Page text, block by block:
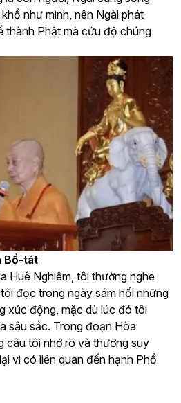
như mình, nên Ngài phát
Phật mà cứu độ chúng
Bồ-tát
Huê Nghiêm, tôi thường nghe
đọc trong ngày sám hối những
xúc động, mặc dù lúc đó tôi
sâu sắc. Trong đoạn Hòa
câu tôi nhớ rõ và thường suy
vì có liên quan đến hạnh Phổ